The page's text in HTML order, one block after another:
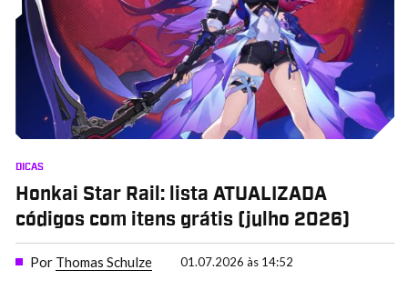
DICAS
Honkai Star Rail: lista ATUALIZADA
códigos com itens grátis (julho 2026)
Por Thomas Schulze 01.07.2026 às 14:52